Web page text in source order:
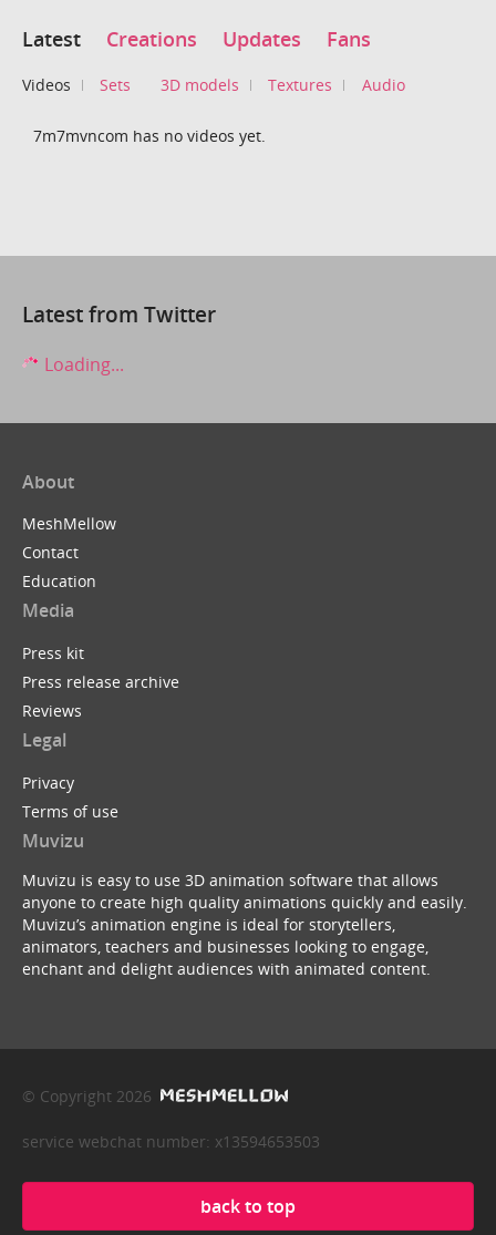
Latest Creations Updates Fans
Videos Sets 3D models Textures Audio
7m7mvncom has no videos yet.
Latest from Twitter
Loading...
About
MeshMellow
Contact
Education
Media
Press kit
Press release archive
Reviews
Legal
Privacy
Terms of use
Muvizu
Muvizu is easy to use 3D animation software that allows
anyone to create high quality animations quickly and easily.
Muvizu’s animation engine is ideal for storytellers,
animators, teachers and businesses looking to engage,
enchant and delight audiences with animated content.
© Copyright 2026
service webchat number: x13594653503
back to top